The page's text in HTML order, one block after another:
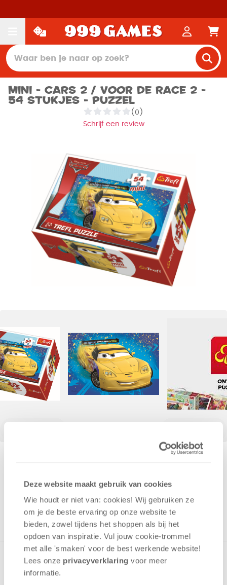
Deze website maakt gebruik van cookies
Wie houdt er niet van: cookies! Wij gebruiken ze
om je de beste ervaring op onze website te
bieden, zowel tijdens het shoppen als bij het
opdoen van inspiratie. Vul jouw cookie-trommel
met alle 'smaken' voor de best werkende website​!
Lees onze privacyverklaring voor meer
informatie.
Mini - Cars 2 / Voor de race 2 -
54 stukjes - Puzzel
(0)
Schrijf een review
UIT HET ASSORTIMENT
Minipuzzel met een afbeelding uit de Disney film Cars in een
prettig klein doosje. Past gemakkelijk in een rugzak en op de